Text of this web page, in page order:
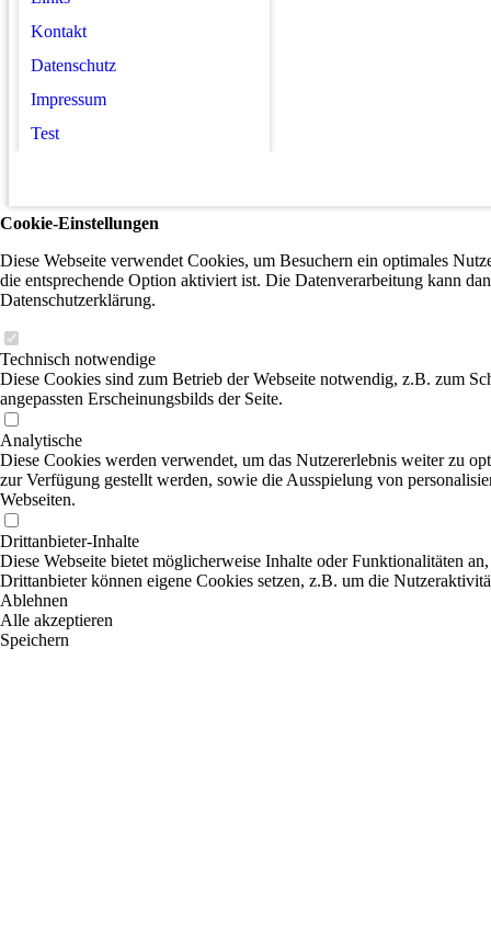
Kontakt
Datenschutz
Impressum
Test
Cookie-Einstellungen
Diese Webseite verwendet Cookies, um Besuchern ein optimales
die entsprechende Option aktiviert ist. Die Datenverarbeitung kann
Datenschutzerklärung.
Technisch notwendige
Diese Cookies sind zum Betrieb der Webseite notwendig, z.B. zum
angepassten Erscheinungsbilds der Seite.
Analytische
Diese Cookies werden verwendet, um das Nutzererlebnis weiter zu
zur Verfügung gestellt werden, sowie die Ausspielung von
Webseiten.
Drittanbieter-Inhalte
Diese Webseite bietet möglicherweise Inhalte oder Funktionalitäten
Drittanbieter können eigene Cookies setzen, z.B. um die
Ablehnen
Alle akzeptieren
Speichern